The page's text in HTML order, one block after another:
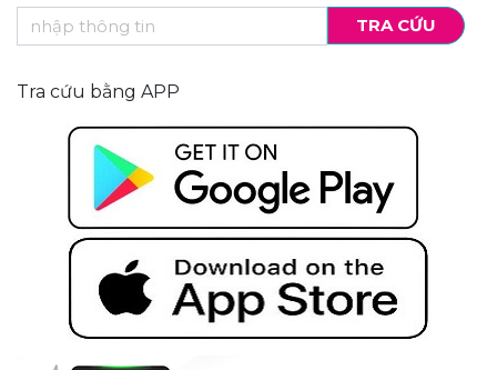
TRA CỨU
Tra cứu bằng APP